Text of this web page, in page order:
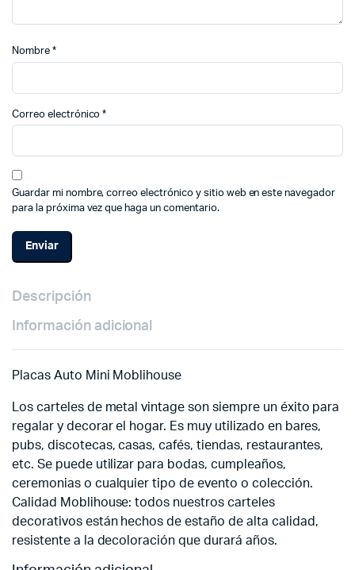
Nombre *
Correo electrónico*
Guardar mi nombre, correo electrónico y sitio web en este navegador
para la próxima vez que haga un comentario.
Descripción
Información adicional
Placas Auto Mini Moblihouse
Los carteles de metal vintage son siempre un éxito para
regalar y decorar el hogar. Es muy utilizado en bares,
pubs, discotecas, casas, cafés, tiendas, restaurantes,
etc. Se puede utilizar para bodas, cumpleaños,
ceremonias o cualquier tipo de evento o colección.
Calidad Moblihouse: todos nuestros carteles
decorativos están hechos de estaño de alta calidad,
resistente a la decoloración que durará años.